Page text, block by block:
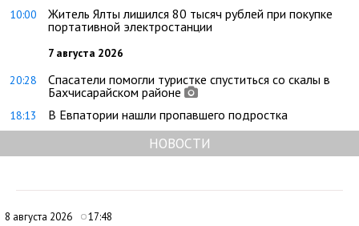
10:00
Житель Ялты лишился 80 тысяч рублей при покупке
портативной электростанции
7 августа 2026
20:28
Спасатели помогли туристке спуститься со скалы в
Бахчисарайском районе
18:13 В Евпатории нашли пропавшего подростка
НОВОСТИ
8 августа 2026 17:48